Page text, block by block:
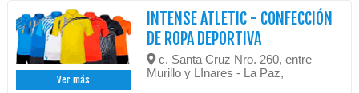
Ver más
INTENSE ATLETIC - CONFECCIÓN
DE ROPA DEPORTIVA
c. Santa Cruz Nro. 260, entre
Murillo y LInares - La Paz,